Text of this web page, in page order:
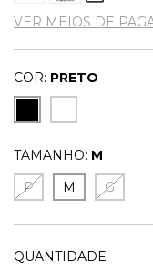
VER MEIOS DE
COR: PRETO
TAMANHO: M
P
M G
QUANTIDADE